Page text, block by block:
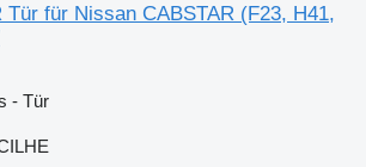
Tür für Nissan CABSTAR (F23, H41,
- Tür